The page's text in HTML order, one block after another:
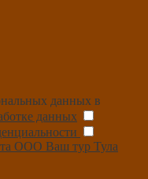
данных в
данных
ООО Ваш тур Тула